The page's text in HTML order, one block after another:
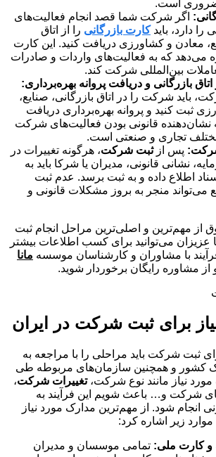
است.
اگر شرکت شما قصد انجام فعالیت‌های
را دارد، بایدکارت بازرگانی را از اتاق
معادن و کشاورزی دریافت کنید. این کارت
می‌دهد که به فعالیت‌های واردات و صادرات
بین‌المللی شرکت کند.
بازرگانی و دریافت پروانه بهره‌برداری:
باید شرکت را در اتاق بازرگانی، صنایع،
ثبت کنید و پروانه بهره‌برداری دریافت
نشان‌دهنده قانونی بودن فعالیت‌های شرکت
تجاری و صنعتی است.
پس ازثبت شرکت، هرگونه تغییرات در
نشانی قانونی، مدیران یا شرکا باید به
اطلاع داده و به ثبت برسد. عدم ثبت
می‌تواند منجر به بروز مشکلات قانونی و
از مهم‌ترین و اصلی‌ترین مراحل انجام ثبت
می‌توانید برای کسب اطلاعات بیشتر
با مشاوران و کارشناسان موسسه مانا
مشاوره رایگان برخوردار شوید.
برای ثبت شرکت در ایران
ثبت شرکت باید مراحلی را با مراجعه به
کشور و همچنین سازمان‌های مربوطه طی
مورد نیاز مانند نوع شرکت،تغییرات شرکت،
شرکت و… باعث شویم این فرآیند به
انجام شود. از مهم‌ترین مدارک مورد نیاز
موارد زیر اشاره کرد:
و کارت ملی: تمامی موسسان و مدیران